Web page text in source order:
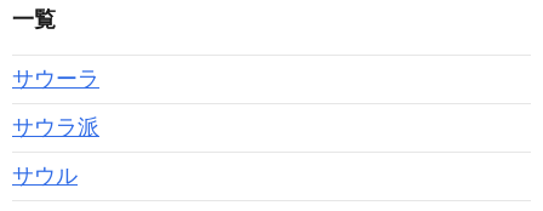
一覧
サウーラ
サウラ派
サウル